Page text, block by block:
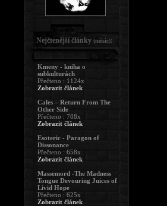
Nejčtenější články (měsíc):
Kmeny - kniha o
subkulturách
Přečteno : 1124x
Zobrazit článek
Cales – Return From The
Other Side
Přečteno : 788x
Zobrazit článek
Esoteric - Paragon of
Dissonance
Přečteno : 658x
Zobrazit článek
Massemord -The Madness
Tongue Devouring Juices of
Livid Hope
Přečteno : 625x
Zobrazit článek